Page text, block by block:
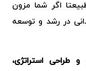
اگر شما مزون
در رشد و توسعه
طراحی استراتژی،